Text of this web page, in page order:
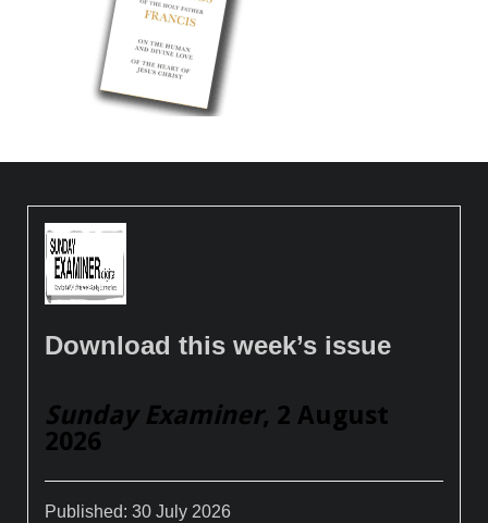
Download this week’s issue
Sunday Examiner, 2 August
2026
Published:30 July 2026